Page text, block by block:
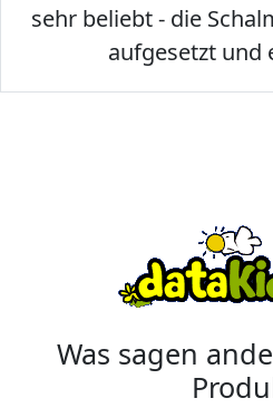
sehr beliebt - die
aufgesetzt und
Was sagen